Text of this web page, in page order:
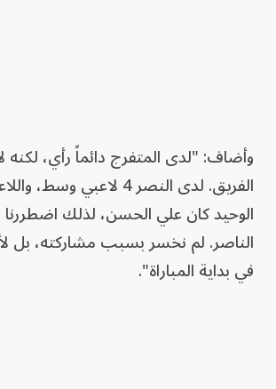
وأضاف: "لدى المتفرج دائماً رأي، لكنه
الفريق. لدى النصر 4 لاعبي
الوحيد كان علي الحسن، لذلك
الناصر. لم نخسر بسبب مشاركته، بل
في بداية المباراة".